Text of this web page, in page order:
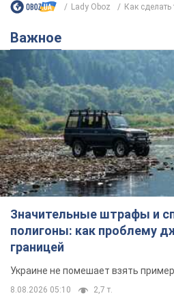
Lady Oboz Как сделать
Важное
Значительные штрафы и
полигоны: как проблему
границей
Украине не помешает взять
8.08.2026 05:10 2,7 т.